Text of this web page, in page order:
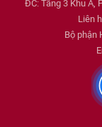
ĐC: Tầng 3 Khu A,
Liên
Bộ phận